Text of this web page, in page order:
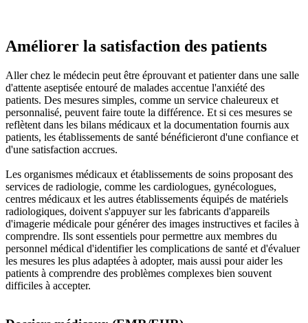
Améliorer la satisfaction des patients
Aller chez le médecin peut être éprouvant et patienter dans une salle
d'attente aseptisée entouré de malades accentue l'anxiété des
patients. Des mesures simples, comme un service chaleureux et
personnalisé, peuvent faire toute la différence. Et si ces mesures se
reflètent dans les bilans médicaux et la documentation fournis aux
patients, les établissements de santé bénéficieront d'une confiance et
d'une satisfaction accrues.
Les organismes médicaux et établissements de soins proposant des
services de radiologie, comme les cardiologues, gynécologues,
centres médicaux et les autres établissements équipés de matériels
radiologiques, doivent s'appuyer sur les fabricants d'appareils
d'imagerie médicale pour générer des images instructives et faciles à
comprendre. Ils sont essentiels pour permettre aux membres du
personnel médical d'identifier les complications de santé et d'évaluer
les mesures les plus adaptées à adopter, mais aussi pour aider les
patients à comprendre des problèmes complexes bien souvent
difficiles à accepter.